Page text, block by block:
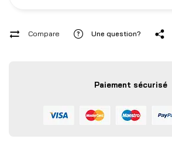
Compare Une question?
Paiement sécurisé